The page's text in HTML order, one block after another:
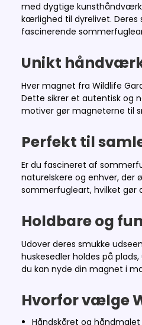
med dygtige
kærlighed til dyrelivet.
fascinerende
Unikt
Hver magnet fra Wildlife
Dette sikrer et autentisk og
motiver gør magneterne til
Perfekt til
Er du fascineret af
naturelskere og enhver,
sommerfugleart, hvilket
Holdbare og
Udover deres smukke
huskesedler holdes på
du kan nyde din magnet i
Hvorfor vælge
Håndskåret og